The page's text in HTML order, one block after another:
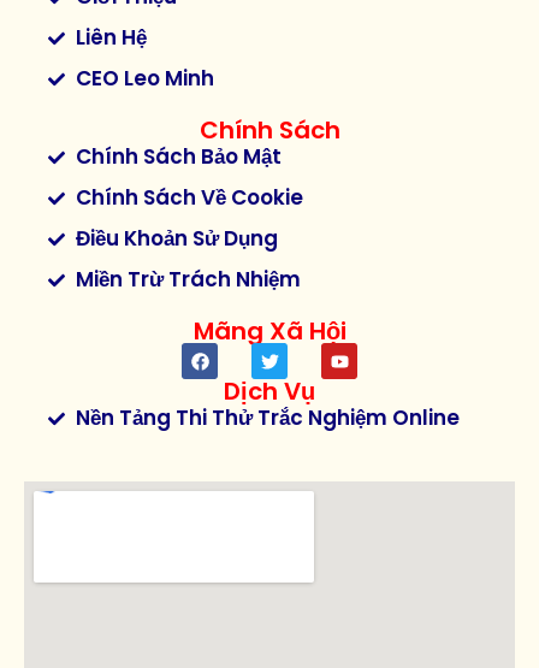
Liên Hệ
CEO Leo Minh
Chính Sách
Chính Sách Bảo Mật
Chính Sách Về Cookie
Điều Khoản Sử Dụng
Miền Trừ Trách Nhiệm
Mãng Xã Hội
Dịch Vụ
Nền Tảng Thi Thử Trắc Nghiệm Online